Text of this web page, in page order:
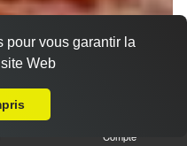
Compte
pour vous garantir la
Web